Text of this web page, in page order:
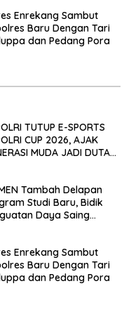
Enrekang Sambut
Baru Dengan Tari
dan Pedang Pora
TUTUP E-SPORTS
CUP 2026, AJAK
MUDA JADI DUTA
Tambah Delapan
Studi Baru, Bidik
Daya Saing
Enrekang Sambut
Baru Dengan Tari
dan Pedang Pora